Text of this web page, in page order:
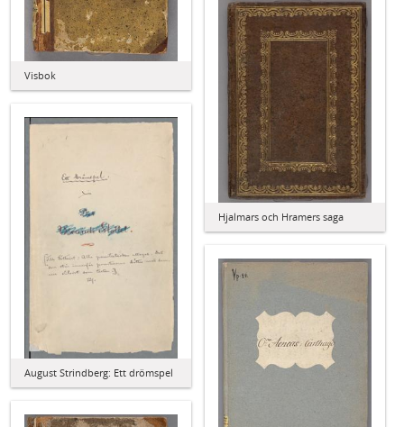
Visbok
Hjalmars och Hramers saga
August Strindberg: Ett drömspel